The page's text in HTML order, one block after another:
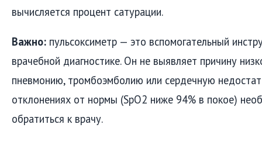
вычисляется процент сатурации.
Важно: пульсоксиметр — это вспомогательный
врачебной диагностике. Он не выявляет причину
пневмонию, тромбоэмболию или сердечную
отклонениях от нормы (SpO2 ниже 94% в покое)
обратиться к врачу.